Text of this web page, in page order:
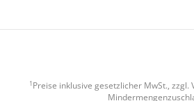
1 Preise inklusive gesetzlicher MwSt., zzgl.